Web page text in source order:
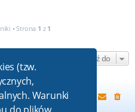
(tzw.
Warunki
• Strona 1 z 1
Przejdź do